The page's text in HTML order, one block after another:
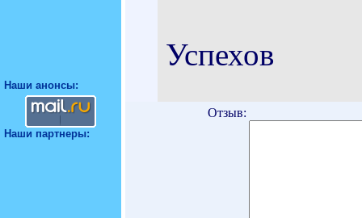
Наши анонсы:
Наши партнеры:
Успехов
Отзыв: